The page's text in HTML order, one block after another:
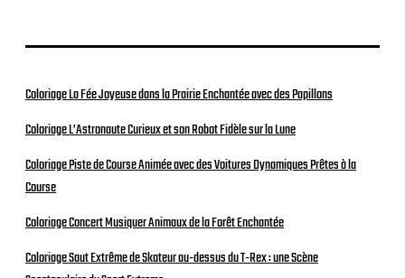
Coloriage La Fée Joyeuse dans la Prairie Enchantée avec des Papillons
Coloriage L’Astronaute Curieux et son Robot Fidèle sur la Lune
Coloriage Piste de Course Animée avec des Voitures Dynamiques Prêtes à la
Course
Coloriage Concert Musiquer Animaux de la Forêt Enchantée
Coloriage Saut Extrême de Skateur au-dessus du T-Rex : une Scène